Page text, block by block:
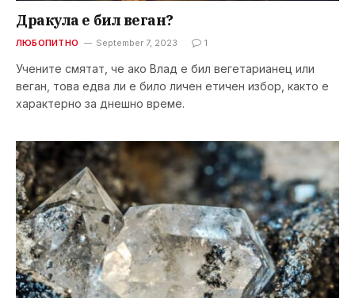
Дракула е бил веган?
ЛЮБОПИТНО September 7, 2023 1
Учените смятат, че ако Влад е бил вегетарианец или
веган, това едва ли е било личен етичен избор, както е
характерно за днешно време.